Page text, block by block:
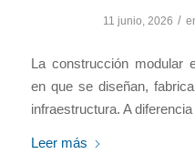
11 junio, 2026 /
La construcción modular
en que se diseñan,
infraestructura. A
Leer más